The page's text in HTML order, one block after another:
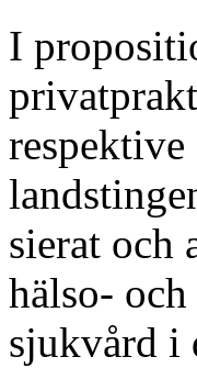
I
sierat och
hälso- och
sjukvård i